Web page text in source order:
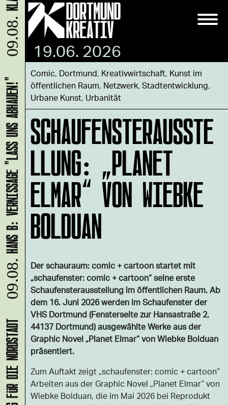
19.06. 2026
Comic, Dortmund, Kreativwirtschaft, Kunst im
öffentlichen Raum, Netzwerk, Stadtentwicklung,
Urbane Kunst, Urbanität
SCHAUFENSTERAUSSTE
LLUNG: „PLANET
ELMAR“ VON WIEBKE
BOLDUAN
Der schauraum: comic + cartoon startet mit
„schaufenster: comic + cartoon“ seine erste
Schaufensterausstellung im öffentlichen Raum. Ab
dem 16. Juni 2026 werden im Schaufenster der
VHS Dortmund (Fensterseite zur Hansastraße 2,
44137 Dortmund) ausgewählte Werke aus der
Graphic Novel „Planet Elmar“ von Wiebke Bolduan
präsentiert.
Zum Auftakt zeigt „schaufenster: comic + cartoon“
Arbeiten aus der Graphic Novel „Planet Elmar“ von
Wiebke Bolduan, die im Mai 2026 bei Reprodukt
09.08.
HANS B: VERNISSAGE "LASS UNS ABHAUEN!"
09.08.